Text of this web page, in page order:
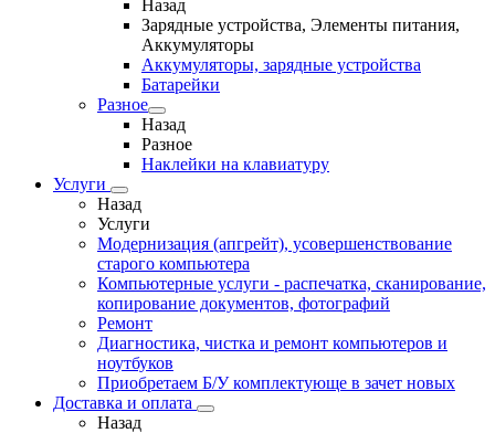
Назад
Зарядные устройства, Элементы питания,
Аккумуляторы
Аккумуляторы, зарядные устройства
Батарейки
Разное
Назад
Разное
Наклейки на клавиатуру
Услуги
Назад
Услуги
Модернизация (апгрейт), усовершенствование
старого компьютера
Компьютерные услуги - распечатка, сканирование,
копирование документов, фотографий
Ремонт
Диагностика, чистка и ремонт компьютеров и
ноутбуков
Приобретаем Б/У комплектующе в зачет новых
Доставка и оплата
Назад